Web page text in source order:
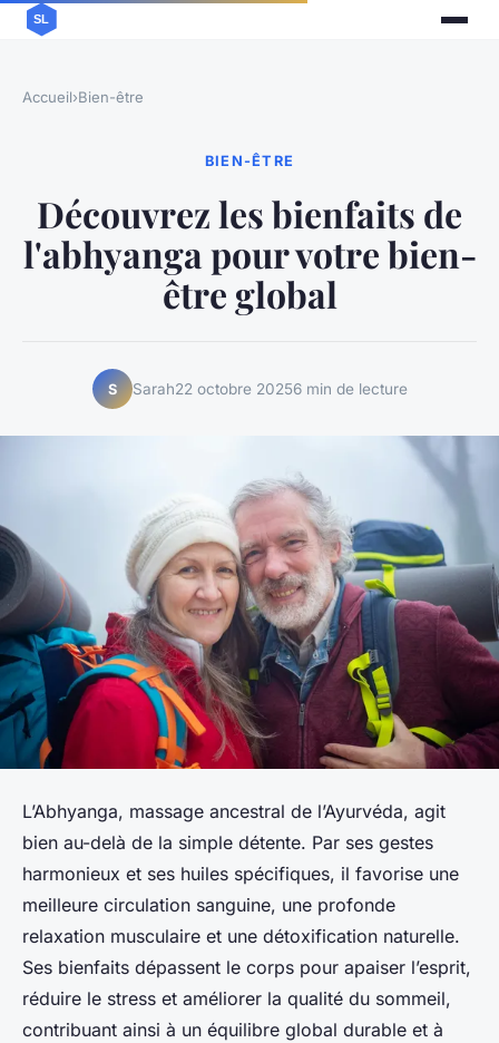
Accueil›Bien-être
BIEN-ÊTRE
Découvrez les bienfaits de
l'abhyanga pour votre bien-
être global
S Sarah22 octobre 20256 min de lecture
L’Abhyanga, massage ancestral de l’Ayurvéda, agit
bien au-delà de la simple détente. Par ses gestes
harmonieux et ses huiles spécifiques, il favorise une
meilleure circulation sanguine, une profonde
relaxation musculaire et une détoxification naturelle.
Ses bienfaits dépassent le corps pour apaiser l’esprit,
réduire le stress et améliorer la qualité du sommeil,
contribuant ainsi à un équilibre global durable et à